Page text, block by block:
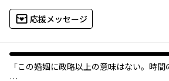
応援メッセージ
「この婚姻に政略以上の意味はない。――時間